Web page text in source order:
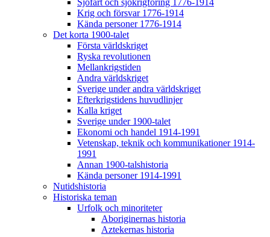
Krig och försvar 1776-1914
Kända personer 1776-1914
Det korta 1900-talet
Första världskriget
Ryska revolutionen
Mellankrigstiden
Andra världskriget
Sverige under andra världskriget
Efterkrigstidens huvudlinjer
Kalla kriget
Sverige under 1900-talet
Ekonomi och handel 1914-1991
Vetenskap, teknik och kommunikationer 1914-
1991
Annan 1900-talshistoria
Kända personer 1914-1991
Nutidshistoria
Historiska teman
Urfolk och minoriteter
Aboriginernas historia
Aztekernas historia